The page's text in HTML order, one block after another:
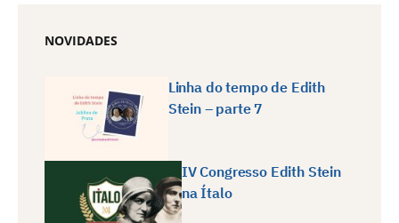
NOVIDADES
Linha do tempo de Edith
Stein – parte 7
IV Congresso Edith Stein
na Ítalo